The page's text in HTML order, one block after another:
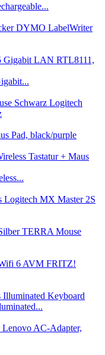
DYMO LabelWriter
Logitech
Pad, black/purple
Logitech MX Master 2S
TERRA Mouse
AVM FRITZ!
Lenovo AC-Adapter,